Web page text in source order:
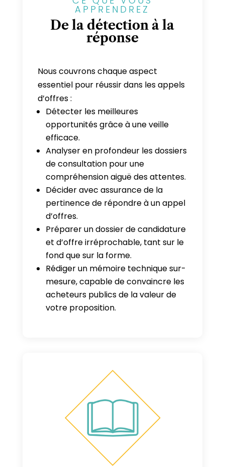
APPRENDREZ
De la détection à la
réponse
Nous couvrons chaque aspect
essentiel pour réussir dans les appels
d’offres :
Détecter les meilleures
opportunités grâce à une veille
efficace.
Analyser en profondeur les dossiers
de consultation pour une
compréhension aiguë des attentes.
Décider avec assurance de la
pertinence de répondre à un appel
d’offres.
Préparer un dossier de candidature
et d’offre irréprochable, tant sur le
fond que sur la forme.
Rédiger un mémoire technique sur-
mesure, capable de convaincre les
acheteurs publics de la valeur de
votre proposition.